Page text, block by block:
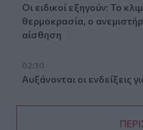
Οι ειδικοί εξηγούν: Το
θερμοκρασία, ο
αίσθηση
02:30
Αυξάνονται οι ενδείξεις